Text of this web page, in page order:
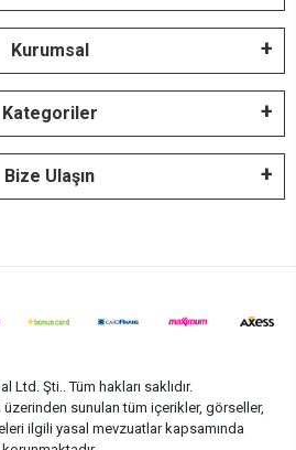
Kurumsal
Kategoriler
Bize Ulaşın
Ltd. Şti.. Tüm hakları saklıdır.
sunulan tüm içerikler, görseller,
ilgili yasal mevzuatlar kapsamında